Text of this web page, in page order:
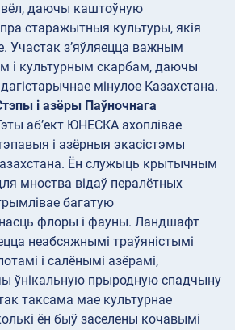
даючы каштоўную
старажытныя культуры, якія
Участак з’яўляецца важным
і культурным скарбам, даючы
мінулое Казахстана.
і азёры Паўночнага
аб’ект ЮНЕСКА ахоплівае
і азёрныя экасістэмы
Ён служыць крытычным
мноства відаў пералётных
багатую
флоры і фауны. Ландшафт
неабсяжнымі траўяністымі
і салёнымі азёрамі,
ўнікальную прыродную спадчыну
таксама мае культурнае
ён быў заселены кочавымі